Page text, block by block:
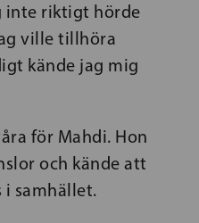
inte riktigt hörde
ville tillhöra
kände jag mig
för Mahdi. Hon
och kände att
i samhället.